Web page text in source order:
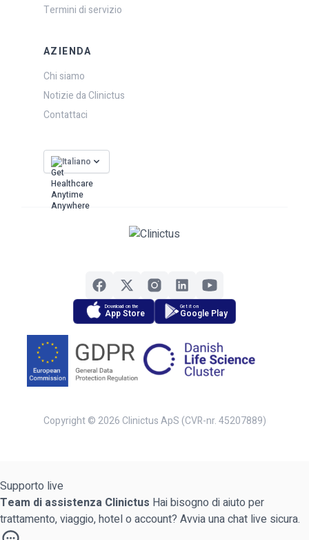
Termini di servizio
AZIENDA
Chi siamo
Notizie da Clinictus
Contattaci
Italiano
Download on the
App Store
Get it on
Google Play
Copyright © 2026 Clinictus ApS (CVR-nr. 45207889)
Supporto live
Team di assistenza Clinictus Hai bisogno di aiuto per
trattamento, viaggio, hotel o account? Avvia una chat live sicura.